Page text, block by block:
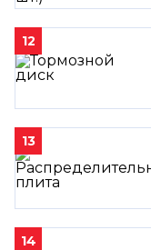
12
13
14